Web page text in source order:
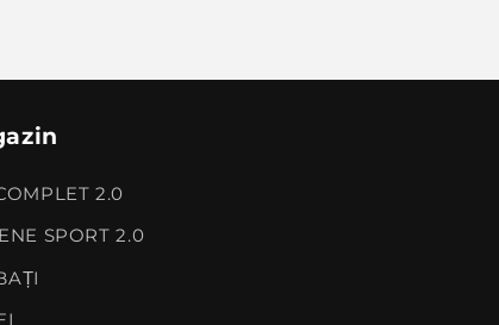
2.0
SPORT 2.0